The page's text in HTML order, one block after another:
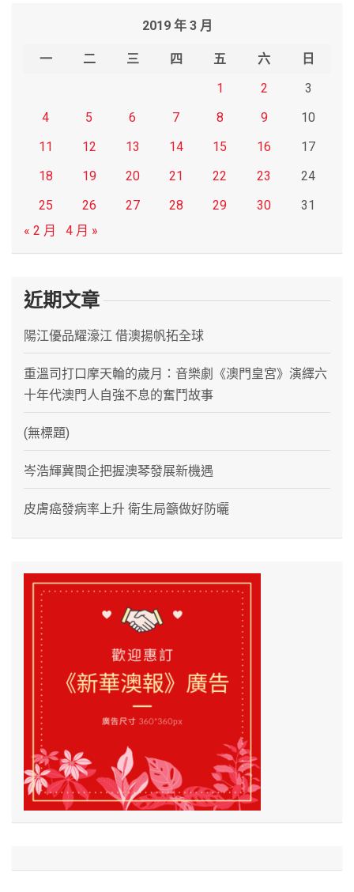
2019 年 3 月
一 二 三 四 五 六
日
1
2
3
4
5 6 7 8 9
10
11
12 13 14 15 16
17
18
19 20 21 22 23
24
25
26 27 28 29 30
31
« 2 月
4 月 »
近期文章
陽江優品耀濠江 借澳揚帆拓全球
重溫司打口摩天輪的歲月：音樂劇《澳門皇宮》演繹六
十年代澳門人自強不息的奮鬥故事
(無標題)
岑浩輝冀閩企把握澳琴發展新機遇
皮膚癌發病率上升 衛生局籲做好防曬